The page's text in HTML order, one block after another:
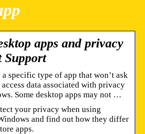
apps and privacy
Support
a specific type of app that won’t ask
data associated with privacy
Some desktop apps may not …
your privacy when using
and find out how they differ
apps.